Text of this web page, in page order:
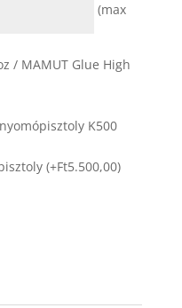
(max
/ MAMUT Glue High
K500
(+Ft5.500,00)